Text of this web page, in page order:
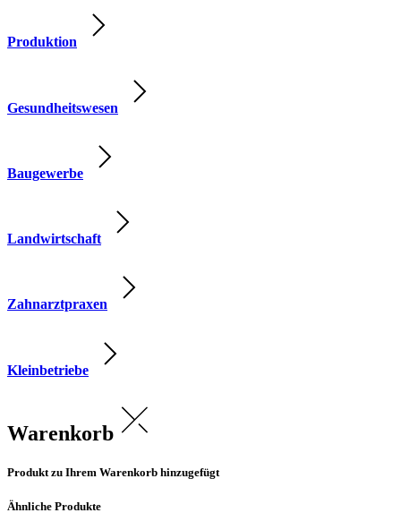
Produktion
Gesundheitswesen
Baugewerbe
Landwirtschaft
Zahnarztpraxen
Kleinbetriebe
Warenkorb
Produkt zu Ihrem Warenkorb hinzugefügt
Ähnliche Produkte